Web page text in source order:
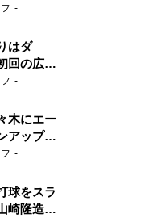
はダ
回の広島
木にエー
アップを
成長し
球をスラ
崎隆造氏